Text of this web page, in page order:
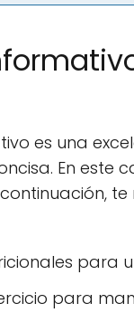
es una
En este
para
para